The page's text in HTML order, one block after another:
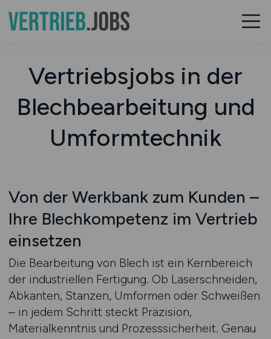
Vertriebsjobs in der
Blechbearbeitung und
Umformtechnik
Von der Werkbank zum Kunden –
Ihre Blechkompetenz im Vertrieb
einsetzen
Die Bearbeitung von Blech ist ein Kernbereich
der industriellen Fertigung. Ob Laserschneiden,
Abkanten, Stanzen, Umformen oder Schweißen
– in jedem Schritt steckt Präzision,
Materialkenntnis und Prozesssicherheit. Genau